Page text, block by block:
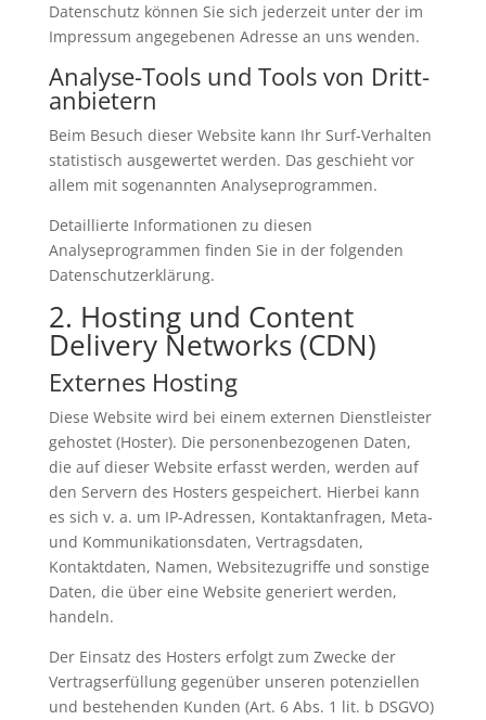
Datenschutz können Sie sich jederzeit unter der im
Impressum angegebenen Adresse an uns wenden.
Analyse-Tools und Tools von Dritt­
anbietern
Beim Besuch dieser Website kann Ihr Surf-Verhalten
statistisch ausgewertet werden. Das geschieht vor
allem mit sogenannten Analyseprogrammen.
Detaillierte Informationen zu diesen
Analyseprogrammen finden Sie in der folgenden
Datenschutzerklärung.
2. Hosting und Content
Delivery Networks (CDN)
Externes Hosting
Diese Website wird bei einem externen Dienstleister
gehostet (Hoster). Die personenbezogenen Daten,
die auf dieser Website erfasst werden, werden auf
den Servern des Hosters gespeichert. Hierbei kann
es sich v. a. um IP-Adressen, Kontaktanfragen, Meta-
und Kommunikationsdaten, Vertragsdaten,
Kontaktdaten, Namen, Websitezugriffe und sonstige
Daten, die über eine Website generiert werden,
handeln.
Der Einsatz des Hosters erfolgt zum Zwecke der
Vertragserfüllung gegenüber unseren potenziellen
und bestehenden Kunden (Art. 6 Abs. 1 lit. b DSGVO)